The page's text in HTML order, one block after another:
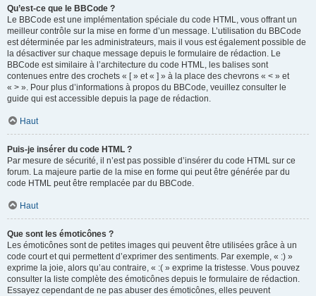
Qu’est-ce que le BBCode ?
Le BBCode est une implémentation spéciale du code HTML, vous offrant un
meilleur contrôle sur la mise en forme d’un message. L’utilisation du BBCode
est déterminée par les administrateurs, mais il vous est également possible de
la désactiver sur chaque message depuis le formulaire de rédaction. Le
BBCode est similaire à l’architecture du code HTML, les balises sont
contenues entre des crochets « [ » et « ] » à la place des chevrons « < » et
« > ». Pour plus d’informations à propos du BBCode, veuillez consulter le
guide qui est accessible depuis la page de rédaction.
Haut
Puis-je insérer du code HTML ?
Par mesure de sécurité, il n’est pas possible d’insérer du code HTML sur ce
forum. La majeure partie de la mise en forme qui peut être générée par du
code HTML peut être remplacée par du BBCode.
Haut
Que sont les émoticônes ?
Les émoticônes sont de petites images qui peuvent être utilisées grâce à un
code court et qui permettent d’exprimer des sentiments. Par exemple, « :) »
exprime la joie, alors qu’au contraire, « :( » exprime la tristesse. Vous pouvez
consulter la liste complète des émoticônes depuis le formulaire de rédaction.
Essayez cependant de ne pas abuser des émoticônes, elles peuvent